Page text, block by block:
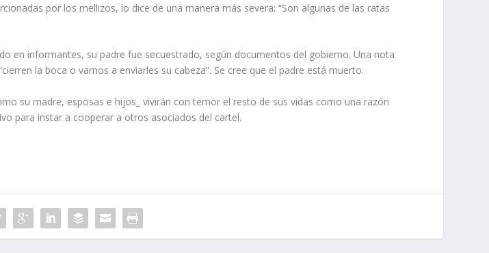
por los mellizos, lo dice de una manera más severa: “Son algunas de las ratas
en informantes, su padre fue secuestrado, según documentos del gobierno. Una nota
la boca o vamos a enviarles su cabeza”. Se cree que el padre está muerto.
su madre, esposas e hijos_ vivirán con temor el resto de sus vidas como una razón
para instar a cooperar a otros asociados del cartel.